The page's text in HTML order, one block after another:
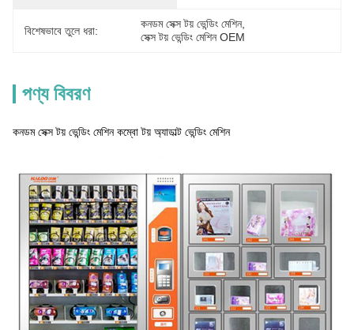
বিশেষভাবে তুলে ধরা:
কনডম সেক্স টয় ভেন্ডিং মেশিন,
সেক্স টয় ভেন্ডিং মেশিন OEM
পণ্য বিবরণ
কনডম সেক্স টয় ভেন্ডিং মেশিন কম্বো টয় অ্যাডাল্ট ভেন্ডিং মেশিন